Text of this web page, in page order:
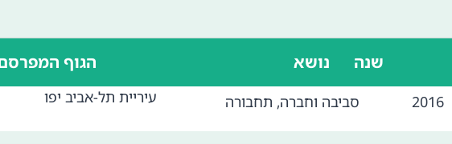
שנה נושא הגוף
2016 סביבה וחברה, תחבורה עיריית תל-אביב יפו